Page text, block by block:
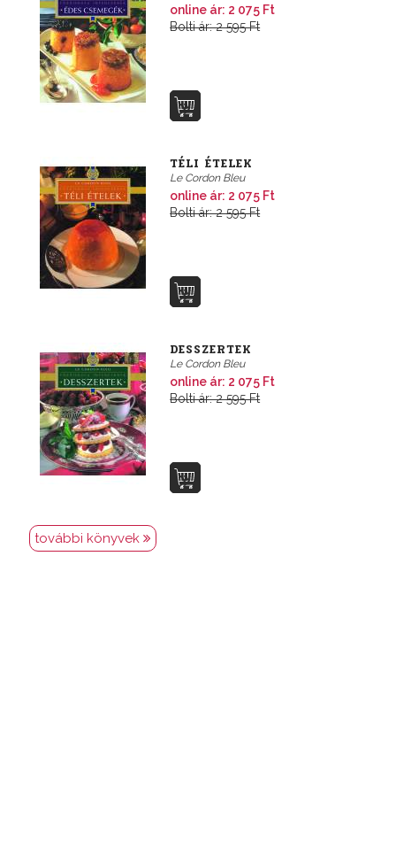
online ár: 2 075 Ft
Bolti ár: 2 595 Ft
TÉLI ÉTELEK
Le Cordon Bleu
online ár: 2 075 Ft
Bolti ár: 2 595 Ft
DESSZERTEK
Le Cordon Bleu
online ár: 2 075 Ft
Bolti ár: 2 595 Ft
további könyvek